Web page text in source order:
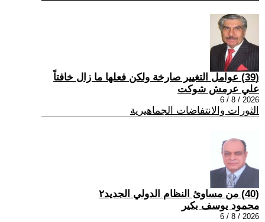
(39) عوامل التغيير صارخة ولكن فعلها ما زال خافتاً
علي عرمش شوكت
2026 / 8 / 6
الثورات والانتفاضات الجماهيرية
(40) من مساوئ النظام الدولي الجديد٢
محمود يوسف بكير
2026 / 8 / 6